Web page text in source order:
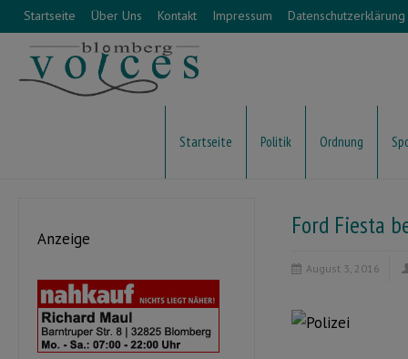
Startseite Über Uns Kontakt Impressum Datenschutzerklärung
Startseite Politik Ordnung
Ford Fiesta
August 3, 2016
Anzeige